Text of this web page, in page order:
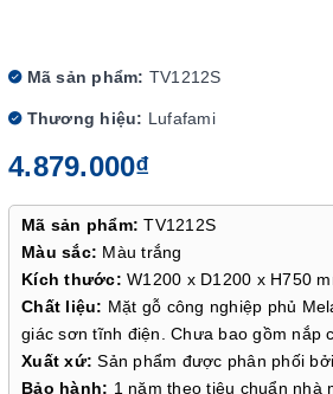
Mã sản phẩm: TV1212S
Thương hiệu: Lufafami
4.879.000₫
Mã sản phẩm: TV1212S
Màu sắc: Màu trắng
Kích thước: W1200 x D1200 x H750
Chất liệu: Mặt gỗ công nghiệp phủ
giác sơn tĩnh điện. Chưa bao gồm nắp
Xuất xứ: Sản phẩm được phân phối bởi
Bảo hành: 1 năm theo tiêu chuẩn nhà